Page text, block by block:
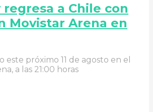
regresa a Chile con
Movistar Arena en
este próximo 11 de agosto en el
a las 21:00 horas